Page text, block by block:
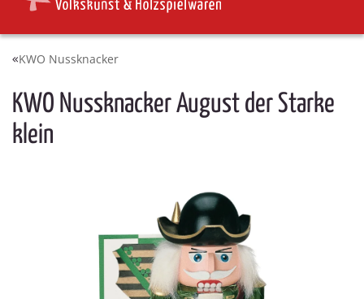
KWO Nussknacker
KWO Nussknacker August der Starke
klein